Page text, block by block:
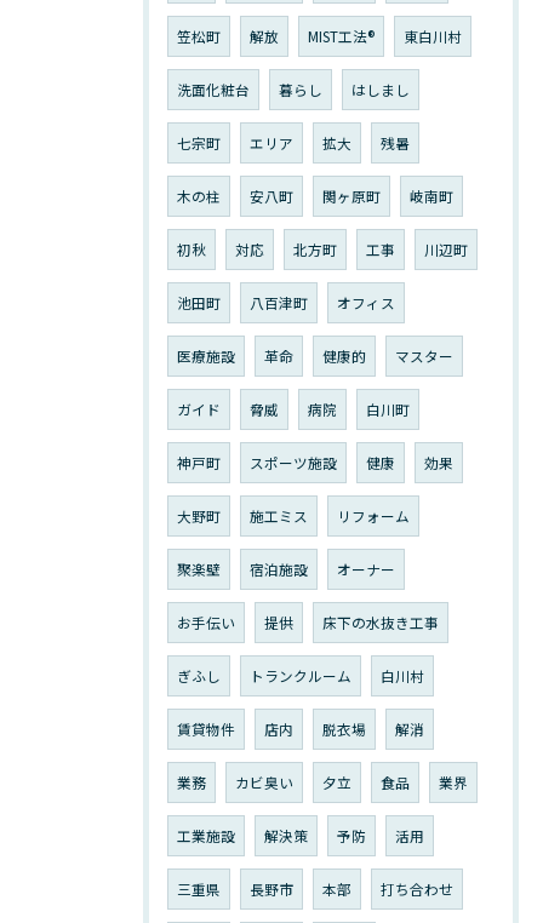
笠松町 解放 MIST工法®︎ 東白川村
洗面化粧台 暮らし はしまし
七宗町 エリア 拡大 残暑
木の柱 安八町 関ヶ原町 岐南町
初秋 対応 北方町 工事 川辺町
池田町 八百津町 オフィス
医療施設 革命 健康的 マスター
ガイド 脅威 病院 白川町
神戸町 スポーツ施設 健康 効果
大野町 施工ミス リフォーム
聚楽壁 宿泊施設 オーナー
お手伝い 提供 床下の水抜き工事
ぎふし トランクルーム 白川村
賃貸物件 店内 脱衣場 解消
業務 カビ臭い 夕立 食品 業界
工業施設 解決策 予防 活用
三重県 長野市 本部 打ち合わせ